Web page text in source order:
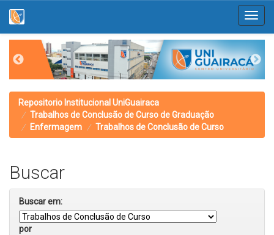
navigation
Repositorio Institucional UniGuairaca
Trabalhos de Conclusão de Curso de Graduação
Enfermagem
Trabalhos de Conclusão de Curso
Buscar
Buscar em:
por